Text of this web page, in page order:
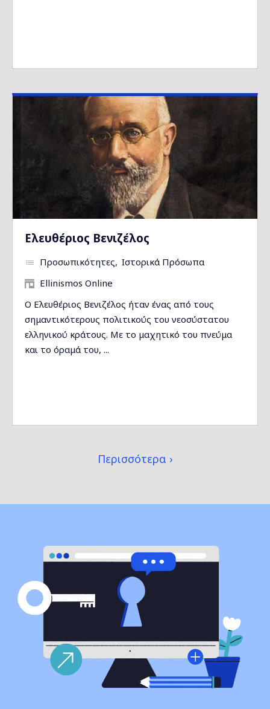
Ελευθέριος Βενιζέλος
Προσωπικότητες Ιστορικά Πρόσωπα
Ellinismos Online
Ο Ελευθέριος Βενιζέλος ήταν ένας από τους
σημαντικότερους πολιτικούς του νεοσύστατου
ελληνικού κράτους. Με το μαχητικό του πνεύμα
και το όραμά του, ...
Περισσότερα